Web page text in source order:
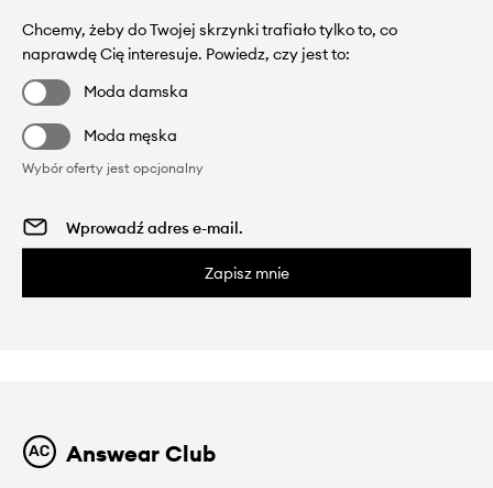
Chcemy, żeby do Twojej skrzynki trafiało tylko to, co
naprawdę Cię interesuje. Powiedz, czy jest to:
Moda damska
Moda męska
Wybór oferty jest opcjonalny
Zapisz mnie
Answear Club